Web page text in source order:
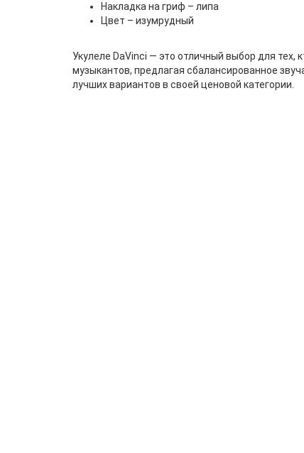
Накладка на гриф – липа
Цвет – изумрудный
Укулеле DaVinci — это отличный выбор для
музыкантов, предлагая сбалансированное
лучших вариантов в своей ценовой категории.